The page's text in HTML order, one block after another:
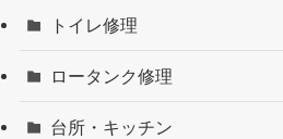
トイレ修理
ロータンク修理
台所・キッチン